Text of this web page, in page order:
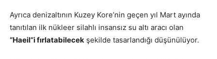
Ayrıca denizaltının Kuzey Kore’nin geçen yıl Mart ayında
tanıtılan ilk nükleer silahlı insansız su altı aracı olan
“Haeil”i fırlatabilecek şekilde tasarlandığı düşünülüyor.